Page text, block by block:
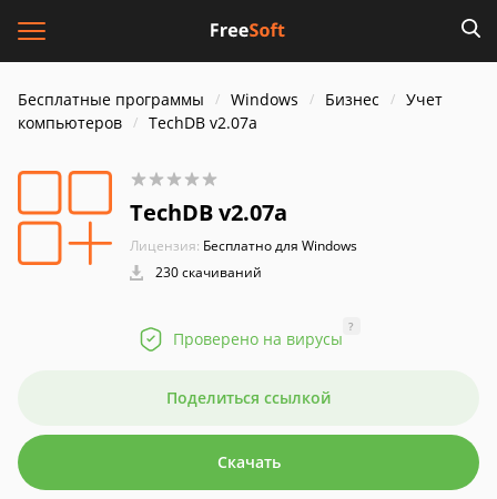
Бесплатные программы Windows Бизнес
Учет
компьютеров
TechDB v2.07a
TechDB v2.07a
Лицензия: Бесплатно для Windows
230 скачиваний
Проверено на вирусы
?
Поделиться ссылкой
Скачать